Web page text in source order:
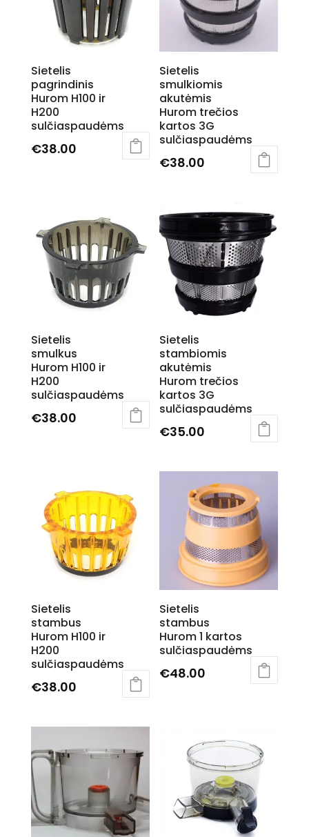
options
chosen
on
the
product
page
Sietelis
pagrindinis
Hurom H100 ir
H200
sulčiaspaudėms
€38.00
variants.
The
options
may
chosen
the
product
page
Sietelis
smulkiomis
akutėmis
Hurom trečios
kartos 3G
sulčiaspaudėms
€38.00
Sietelis
smulkus
Hurom H100 ir
H200
sulčiaspaudėms
€38.00
variants.
The
options
may
chosen
the
product
page
Sietelis
stambiomis
akutėmis
Hurom trečios
kartos 3G
sulčiaspaudėms
€35.00
Sietelis
stambus
Hurom H100 ir
H200
sulčiaspaudėms
€38.00
multiple
variants.
The
options
may
Sietelis
stambus
Hurom 1 kartos
sulčiaspaudėms
€48.00